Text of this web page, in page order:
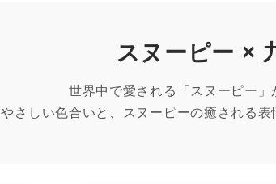
スヌーピー ×
世界中で愛される「スヌーピー
やさしい色合いと、スヌーピーの癒される